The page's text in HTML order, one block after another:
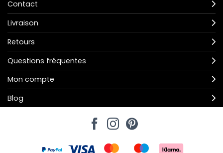
Contact
Livraison
Retours
Questions fréquentes
Mon compte
Blog